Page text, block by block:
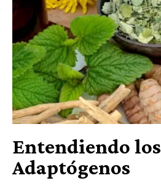
Entendiendo los
Adaptógenos